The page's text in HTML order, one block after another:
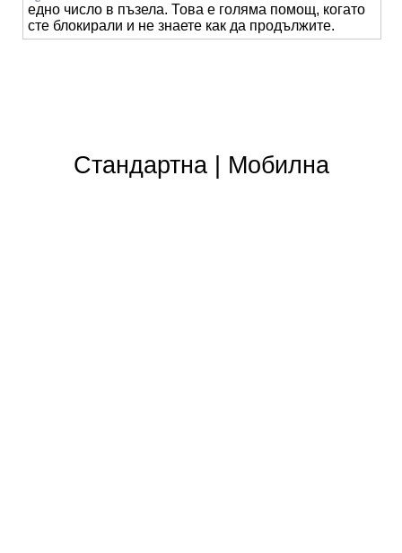
едно число в пъзела. Това е голяма помощ, когато
сте блокирали и не знаете как да продължите.
Стандартна Мобилна